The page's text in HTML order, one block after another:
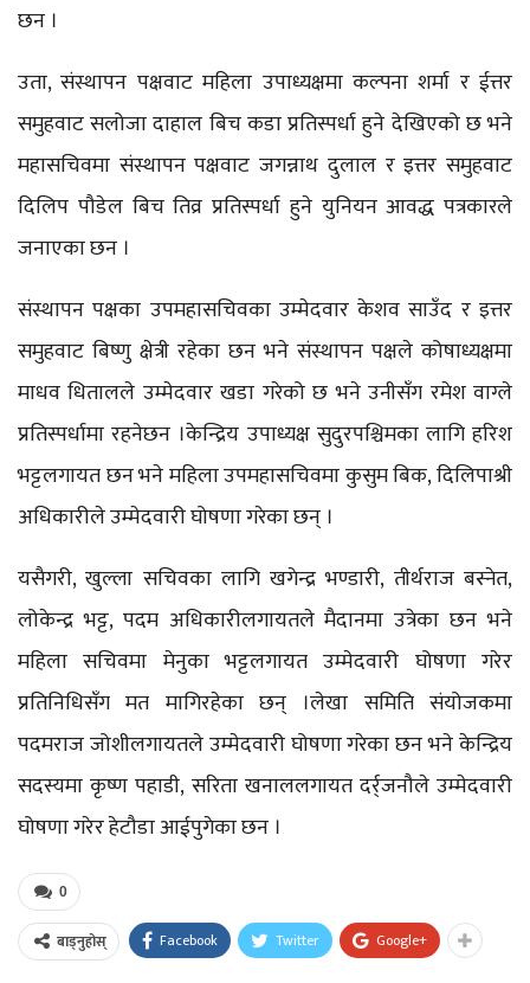
छन ।
उता, संस्थापन पक्षवाट महिला उपाध्यक्षमा कल्पना शर्मा र ईत्तर
समुहवाट सलोजा दाहाल बिच कडा प्रतिस्पर्धा हुने देखिएको छ भने
महासचिवमा संस्थापन पक्षवाट जगन्नाथ दुलाल र इत्तर समुहवाट
दिलिप पौडेल बिच तिव्र प्रतिस्पर्धा हुने युनियन आवद्ध पत्रकारले
जनाएका छन ।
संस्थापन पक्षका उपमहासचिवका उम्मेदवार केशव साउँद र इत्तर
समुहवाट बिष्णु क्षेत्री रहेका छन भने संस्थापन पक्षले कोषाध्यक्षमा
माधव धितालले उम्मेदवार खडा गरेको छ भने उनीसँग रमेश वाग्ले
प्रतिस्पर्धामा रहनेछन ।केन्द्रिय उपाध्यक्ष सुदुरपश्चिमका लागि हरिश
भट्टलगायत छन भने महिला उपमहासचिवमा कुसुम बिक, दिलिपाश्री
अधिकारीले उम्मेदवारी घोषणा गरेका छन् ।
यसैगरी, खुल्ला सचिवका लागि खगेन्द्र भण्डारी, तीर्थराज बस्नेत,
लोकेन्द्र भट्ट, पदम अधिकारीलगायतले मैदानमा उत्रेका छन भने
महिला सचिवमा मेनुका भट्टलगायत उम्मेदवारी घोषणा गरेर
प्रतिनिधिसँग मत मागिरहेका छन् ।लेखा समिति संयोजकमा
पदमराज जोशीलगायतले उम्मेदवारी घोषणा गरेका छन भने केन्द्रिय
सदस्यमा कृष्ण पहाडी, सरिता खनाललगायत दर्र्जनौले उम्मेदवारी
घोषणा गरेर हेटौडा आईपुगेका छन ।
0
बाड्नुहोस् Facebook Twitter Google+